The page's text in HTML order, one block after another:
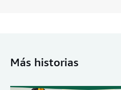
Más historias